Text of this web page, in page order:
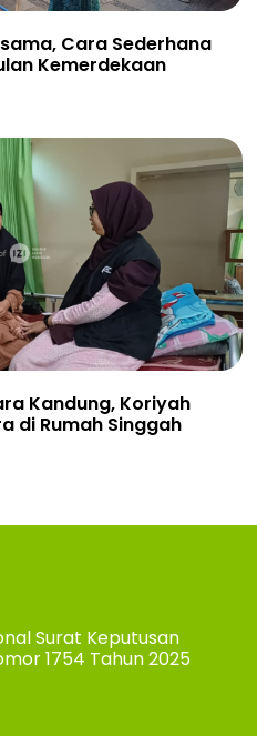
Cara Sederhana
Kemerdekaan
Kandung, Koriyah
di Rumah Singgah
Surat Keputusan
1754 Tahun 2025